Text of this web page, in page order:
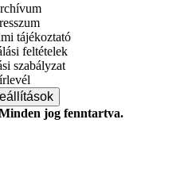
tájékoztató
feltételek
szabályzat
jog fenntartva.